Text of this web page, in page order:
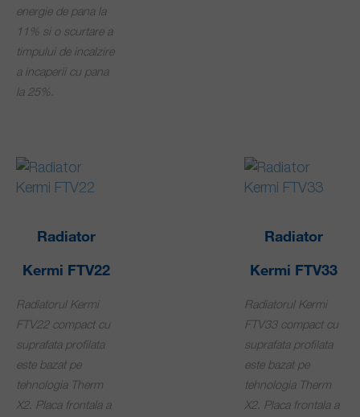
energie de pana la
11% si o scurtare a
timpului de incalzire
a incaperii cu pana
la 25%.
Radiator
Kermi FTV22
Radiatorul Kermi
FTV22 compact cu
suprafata profilata
este bazat pe
tehnologia Therm
X2. Placa frontala a
Radiator
Kermi FTV33
Radiatorul Kermi
FTV33 compact cu
suprafata profilata
este bazat pe
tehnologia Therm
X2. Placa frontala a